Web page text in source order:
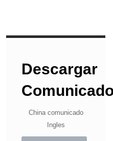
Descargar
China comunicado
Ingles